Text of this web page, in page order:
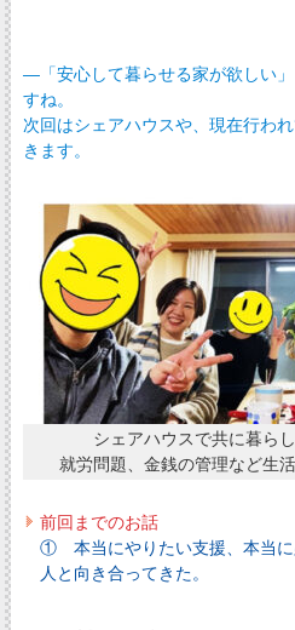
―「安心して暮らせる家が欲しい
すね。
次回はシェアハウスや、現在行わ
きます。
シェアハウスで共に暮らし
就労問題、金銭の管理など生
前回までのお話
① 本当にやりたい支援、本当
人と向き合ってきた。